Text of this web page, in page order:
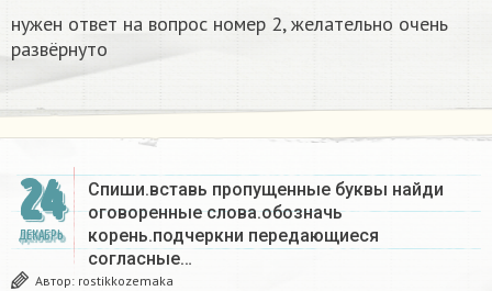
нужен ответ на вопрос номер 2, желательно очень
развёрнуто
24
ДЕКАБРЬ
Спиши.вставь пропущенные буквы найди
оговоренные слова.обозначь
корень.подчеркни передающиеся
согласные…
Автор: rostikkozemaka